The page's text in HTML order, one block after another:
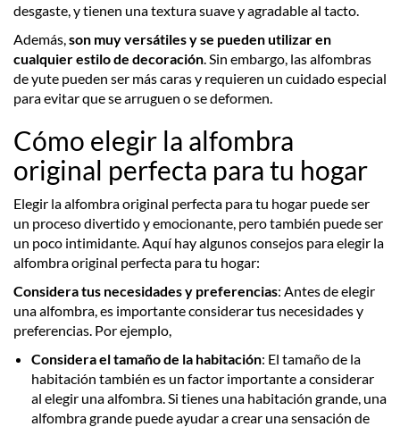
desgaste, y tienen una textura suave y agradable al tacto.
Además, son muy versátiles y se pueden utilizar en
cualquier estilo de decoración . Sin embargo, las alfombras
de yute pueden ser más caras y requieren un cuidado especial
para evitar que se arruguen o se deformen.
Cómo elegir la alfombra
original perfecta para tu hogar
Elegir la alfombra original perfecta para tu hogar puede ser
un proceso divertido y emocionante, pero también puede ser
un poco intimidante. Aquí hay algunos consejos para elegir la
alfombra original perfecta para tu hogar:
Considera tus necesidades y preferencias: Antes de elegir
una alfombra, es importante considerar tus necesidades y
preferencias. Por ejemplo,
Considera el tamaño de la habitación: El tamaño de la
habitación también es un factor importante a considerar
al elegir una alfombra. Si tienes una habitación grande, una
alfombra grande puede ayudar a crear una sensación de